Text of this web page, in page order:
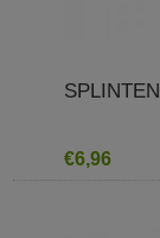
€6,96